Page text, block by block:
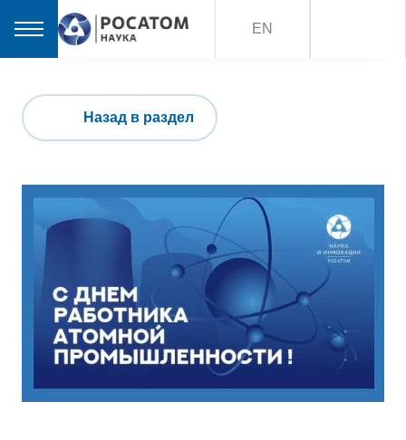
EN
Назад в раздел